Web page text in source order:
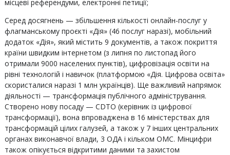
місцеві референдуми, електронні петиції;
Серед досягнень — збільшення кількості онлайн-послуг у
флагманському проєкті «Дія» (46 послуг наразі), мобільний
додаток «Дія», який містить 9 документів, а також покриття
країни швидким інтернетом (з липня по листопад його
отримали 9000 населених пунктів), цифровізація освіти на
рівні технологій і навичок (платформою «Дія. Цифрова освіта»
скористалися наразі 1 млн українців). Ще важливий напрямок
діяльності — трансформація публічного адміністрування.
Створено нову посаду — CDTO (керівник із цифрової
трансформації), вона впроваджена в 16 міністерствах для
трансформацій цілих галузей, а також у 7 інших центральних
органах виконавчої влади, 3 ОДА і кільком ОМС. Мінцифри
також опікується відкритими даними та захистом